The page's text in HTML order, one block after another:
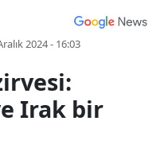
2024 - 16:03
Irak bir